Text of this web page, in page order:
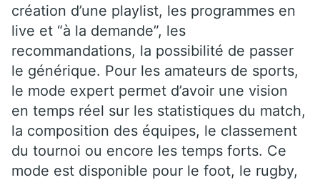
création d’une playlist, les programmes en
live et “à la demande”, les
recommandations, la possibilité de passer
le générique. Pour les amateurs de sports,
le mode expert permet d’avoir une vision
en temps réel sur les statistiques du match,
la composition des équipes, le classement
du tournoi ou encore les temps forts. Ce
mode est disponible pour le foot, le rugby,